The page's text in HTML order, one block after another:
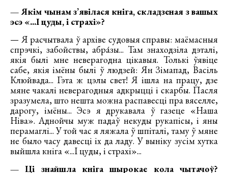
— Якім чынам з’явілася кніга, складзеная з вашых
эсэ «...І цуды, і страхі»?
— Я расчытвала ў архіве судовыя справы: маёмасныя
спрэчкі, забойствы, абра́зы... Там знаходзіла дэталі,
якія былі мне неверагодна цікавыя. Толькі ўявіце
сабе, якія імёны былі ў людзей: Ян Зімапад, Васіль
Клюйвада... Гэта ж цэлы свет! Я ішла на працу, дзе
мяне чакалі неверагодныя адкрыцці і скарбы. Пасля
зразумела, што нешта можна распавесці пра вяселле,
дарогу, імёны... Эсэ я друкавала ў газеце «Наша
Ніва». Аднойчы муж падаў некуды рукапісы, і яны
перамаглі... У той час я ляжала ў шпіталі, таму ў мяне
не было часу давесці іх да ладу. У выніку зусім хутка
выйшла кніга «...І цуды, і страхі»...
— Ці знайшла кніга шырокае кола чытачоў?